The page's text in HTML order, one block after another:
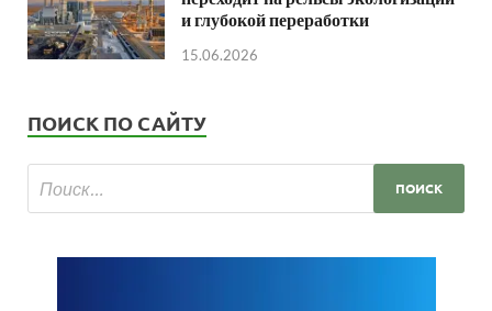
и глубокой переработки
15.06.2026
ПОИСК ПО САЙТУ